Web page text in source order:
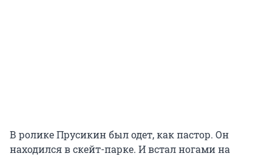
В ролике Прусикин был одет, как пастор. Он
находился в скейт-парке. И встал ногами на